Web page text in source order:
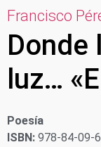
Francisco
Donde
luz…
Poesía
ISBN: 978-84-09-